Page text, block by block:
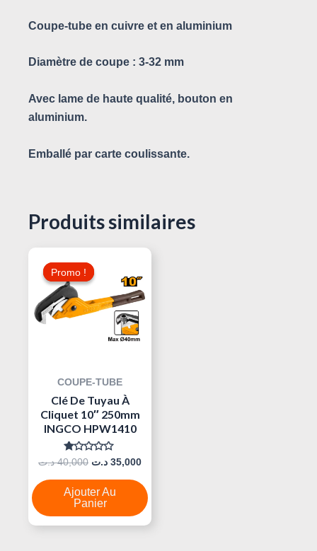
Coupe-tube en cuivre et en aluminium
Diamètre de coupe : 3-32 mm
Avec lame de haute qualité, bouton en
aluminium.
Emballé par carte coulissante.
Produits similaires
Promo !
Promo !
COUPE-TUBE
Clé De Tuyau À
Cliquet 10″ 250mm
INGCO HPW1410
Note
Sur
5
40,000 د.ت
Prix
Initial
40,000 د.ت.
35,000 د.ت
Le
Actuel
Est :
Ajouter Au
Panier